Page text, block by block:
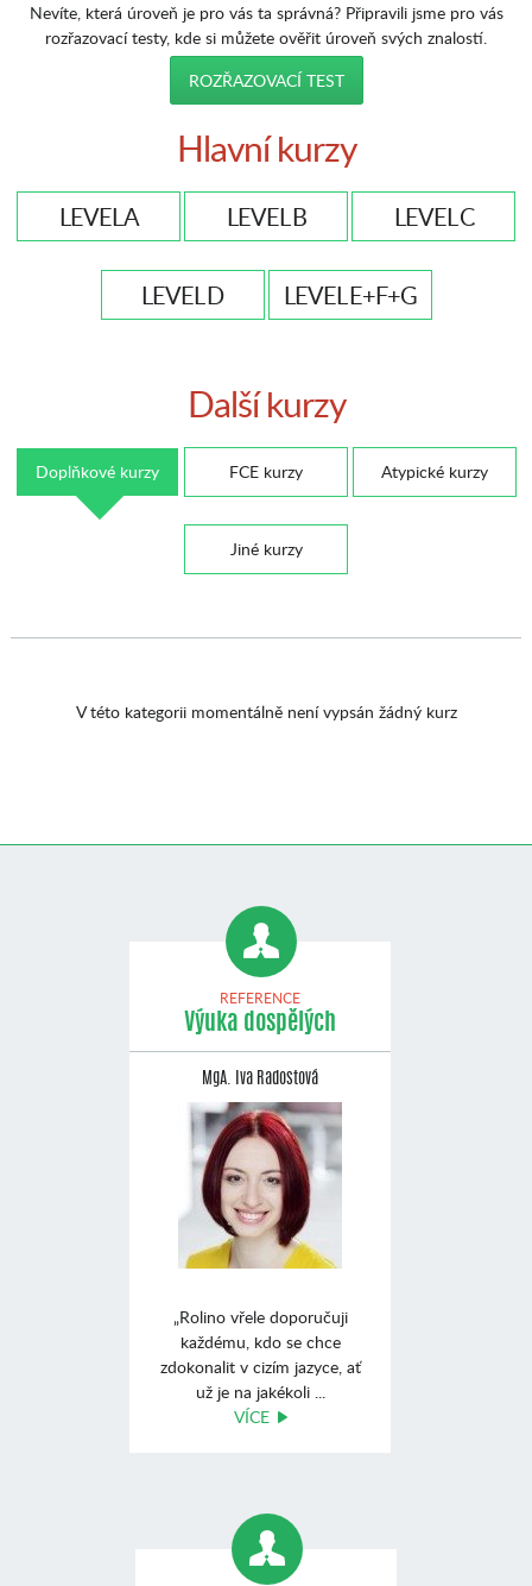
Nevíte, která úroveň je pro vás ta správná? Připravili jsme pro vás
rozřazovací testy, kde si můžete ověřit úroveň svých znalostí.
ROZŘAZOVACÍ TEST
Hlavní kurzy
LEVEL A LEVEL B LEVEL C
LEVEL D LEVEL E+F+G
Další kurzy
Doplňkové kurzy FCE kurzy Atypické kurzy
Jiné kurzy
V této kategorii momentálně není vypsán žádný kurz
REFERENCE
Výuka dospělých
MgA. Iva Radostová
„Rolino vřele doporučuji
každému, kdo se chce
zdokonalit v cizím jazyce, ať
už je na jakékoli ...
VÍCE